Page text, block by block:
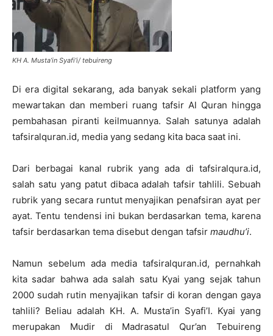
KH A. Musta’in Syafi’i/ tebuireng
Di era digital sekarang, ada banyak sekali platform yang
mewartakan dan memberi ruang tafsir Al Quran hingga
pembahasan piranti keilmuannya. Salah satunya adalah
tafsiralquran.id, media yang sedang kita baca saat ini.
Dari berbagai kanal rubrik yang ada di tafsiralqura.id,
salah satu yang patut dibaca adalah tafsir tahlili. Sebuah
rubrik yang secara runtut menyajikan penafsiran ayat per
ayat. Tentu tendensi ini bukan berdasarkan tema, karena
tafsir berdasarkan tema disebut dengan tafsir maudhu’i.
Namun sebelum ada media tafsiralquran.id, pernahkah
kita sadar bahwa ada salah satu Kyai yang sejak tahun
2000 sudah rutin menyajikan tafsir di koran dengan gaya
tahlili? Beliau adalah KH. A. Musta’in Syafi’I. Kyai yang
merupakan Mudir di Madrasatul Qur’an Tebuireng